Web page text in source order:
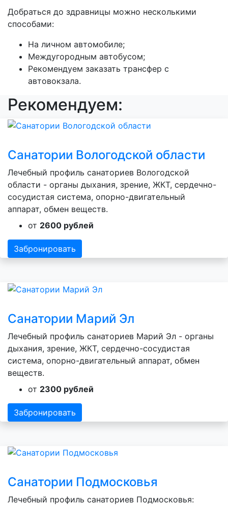
Добраться до здравницы можно несколькими
способами:
На личном автомобиле;
Междугородным автобусом;
Рекомендуем заказать трансфер с
автовокзала.
Рекомендуем:
Санатории Вологодской области
Лечебный профиль санаториев Вологодской
области - органы дыхания, зрение, ЖКТ, сердечно-
сосудистая система, опорно-двигательный
аппарат, обмен веществ.
от 2600 рублей
Забронировать
Санатории Марий Эл
Лечебный профиль санаториев Марий Эл - органы
дыхания, зрение, ЖКТ, сердечно-сосудистая
система, опорно-двигательный аппарат, обмен
веществ.
от 2300 рублей
Забронировать
Санатории Подмосковья
Лечебный профиль санаториев Подмосковья: